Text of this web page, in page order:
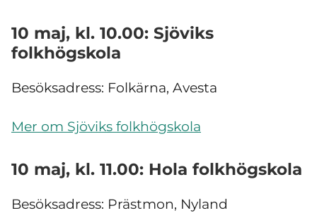
10 maj, kl. 10.00: Sjöviks
folkhögskola
Besöksadress: Folkärna, Avesta
Mer om Sjöviks folkhögskola
10 maj, kl. 11.00: Hola folkhögskola
Besöksadress: Prästmon, Nyland